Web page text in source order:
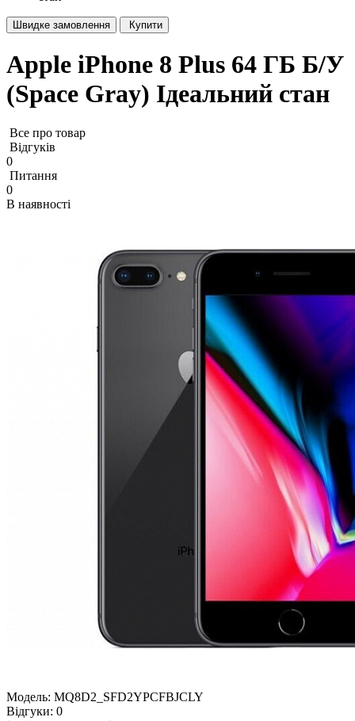
Швидке замовлення Купити
Apple iPhone 8 Plus 64 ГБ Б/У
(Space Gray) Ідеальний стан
Все про товар
Відгуків
0
Питання
0
В наявності
Модель: MQ8D2_SFD2YPCFBJCLY
Відгуки: 0